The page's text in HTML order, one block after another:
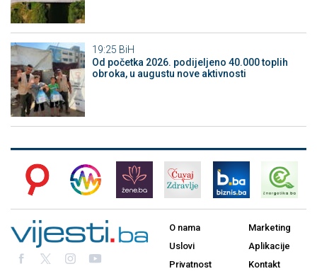
19:25 BiH
Od početka 2026. podijeljeno 40.000 toplih
obroka, u augustu nove aktivnosti
O nama
Uslovi
Privatnost
Marketing
Aplikacije
Kontakt